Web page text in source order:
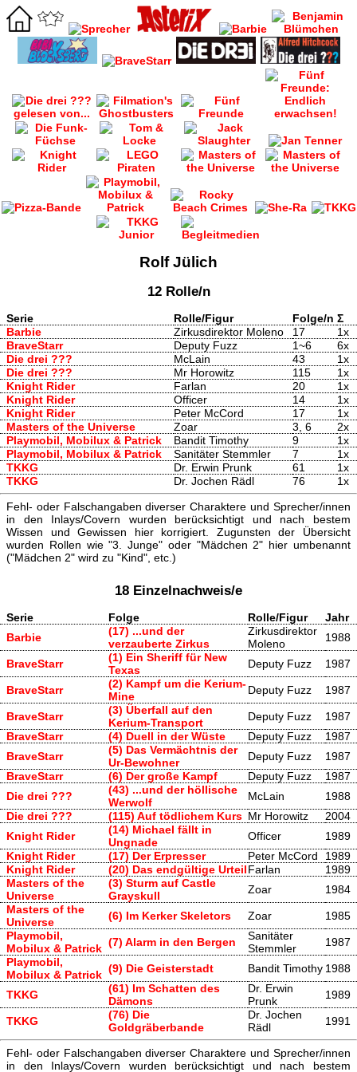
Rolf Jülich
12 Rolle/n
Serie Rolle/Figur Folge/n Σ
Barbie
Zirkusdirektor Moleno 17
1x
BraveStarr
Deputy Fuzz 1~6
6x
Die drei ???
McLain 43
1x
Die drei ???
Mr Horowitz 115
1x
Knight Rider
Farlan 20
1x
Knight Rider
Officer 14
1x
Knight Rider
Peter McCord 17
1x
Masters of the Universe
Zoar 3, 6
2x
Playmobil, Mobilux & Patrick
Bandit Timothy 9
1x
Playmobil, Mobilux & Patrick
Sanitäter Stemmler 7
1x
TKKG
Dr. Erwin Prunk 61
1x
TKKG
Dr. Jochen Rädl 76 1x
Fehl- oder Falschangaben diverser Charaktere und Sprecher/innen
in den Inlays/Covern wurden berücksichtigt und nach bestem
Wissen und Gewissen hier korrigiert. Zugunsten der Übersicht
wurden Rollen wie "3. Junge" oder "Mädchen 2" hier umbenannt
("Mädchen 2" wird zu "Kind", etc.)
18 Einzelnachweis/e
Serie Folge Rolle/Figur
Jahr
Barbie
(17) ...und der
verzauberte Zirkus
Zirkusdirektor
Moleno
1988
BraveStarr
(1) Ein Sheriff für New
Texas
Deputy Fuzz 1987
BraveStarr
(2) Kampf um die Kerium-
Mine
Deputy Fuzz 1987
BraveStarr
(3) Überfall auf den
Kerium-Transport
Deputy Fuzz
1987
BraveStarr
(4) Duell in der Wüste Deputy Fuzz
1987
BraveStarr
(5) Das Vermächtnis der
Ur-Bewohner
Deputy Fuzz
1987
BraveStarr
(6) Der große Kampf Deputy Fuzz
1987
Die drei ???
(43) ...und der höllische
Werwolf
McLain
1988
Die drei ???
(115) Auf tödlichem Kurs Mr Horowitz
2004
Knight Rider
(14) Michael fällt in
Ungnade
Officer
1989
Knight Rider
(17) Der Erpresser Peter McCord
1989
Knight Rider
(20) Das endgültige UrteilFarlan
1989
Masters of the
Universe
(3) Sturm auf Castle
Grayskull
Zoar
1984
Masters of the
Universe
(6) Im Kerker Skeletors Zoar
1985
Playmobil,
Mobilux & Patrick (7) Alarm in den Bergen
Sanitäter
Stemmler
1987
Playmobil,
Mobilux & Patrick (9) Die Geisterstadt Bandit Timothy 1988
TKKG
(61) Im Schatten des
Dämons
Dr. Erwin
Prunk
1989
TKKG
(76) Die
Goldgräberbande
Dr. Jochen
Rädl
1991
Fehl- oder Falschangaben diverser Charaktere und Sprecher/innen
in den Inlays/Covern wurden berücksichtigt und nach bestem